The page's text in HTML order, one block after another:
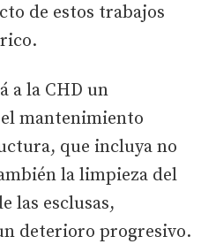
de estos trabajos
a la CHD un
mantenimiento
que incluya no
la limpieza del
las esclusas,
deterioro progresivo.